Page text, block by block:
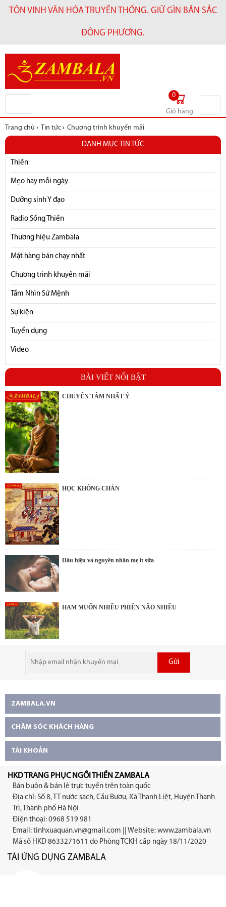
TÔN VINH VĂN HÓA TRUYỀN THỐNG. GIỮ GÌN BẢN SẮC
ĐÔNG PHƯƠNG.
0
Giỏ hàng
Trang chủ › Tin tức › Chương trình khuyến mãi
DANH MỤC TIN TỨC
Thiền
Mẹo hay mỗi ngày
Dưỡng sinh Y đạo
Radio Sống Thiền
Thương hiệu Zambala
Mặt hàng bán chạy nhất
Chương trình khuyến mãi
Tầm Nhìn Sứ Mệnh
Sự kiện
Tuyển dụng
Video
BÀI VIẾT NỔI BẬT
CHUYÊN TÂM NHẤT Ý
HỌC KHÔNG CHÁN
Dấu hiệu và nguyên nhân mẹ ít sữa
HAM MUỐN NHIỀU PHIỀN NÃO NHIỀU
Gửi
ZAMBALA.VN
CHĂM SÓC KHÁCH HÀNG
TÀI KHOẢN
HKD TRANG PHỤC NGỒI THIỀN ZAMBALA
Bán buôn & bán lẻ trực tuyến trên toàn quốc
Địa chỉ: Số 8, TT nước sạch, Cầu Bươu, Xã Thanh Liệt, Huyện Thanh
Trì, Thành phố Hà Nội
Điện thoại: 0968 519 981
Email: tinhxuaquan.vn@gmail.com || Website: www.zambala.vn
Mã số HKD 8633271611 do Phòng TCKH cấp ngày 18/11/2020
TẢI ỨNG DỤNG ZAMBALA